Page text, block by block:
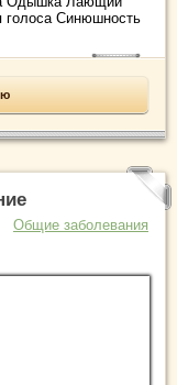
голоса Синюшность
Общие заболевания